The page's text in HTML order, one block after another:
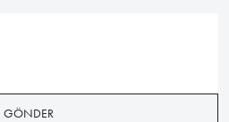
GÖNDER